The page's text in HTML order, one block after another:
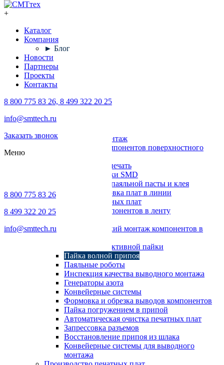
+
Каталог
Компания
► Блог
Новости
Партнеры
Проекты
Контакты
8 800 775 83 26, 8 499 322 20 25
info@smttech.ru
Заказать звонок
Меню
8 800 775 83 26
8 499 322 20 25
info@smttech.ru
Поверхностный монтаж
Установка компонентов поверхностного
Трафаретная печать
Печи для пайки SMD
Дозирование паяльной пасты и клея
Транспортировка плат в линии
Ремонт печатных плат
Упаковка компонентов в ленту
Автоматический монтаж компонентов в
Системы селективной пайки
Пайка волной припоя
Паяльные роботы
Инспекция качества выводного монтажа
Генераторы азота
Конвейерные системы
Формовка и обрезка выводов компонентов
Пайка погружением в припой
Автоматическая очистка печатных плат
Запрессовка разъемов
Восстановление припоя из шлака
Конвейерные системы для выводного
монтажа